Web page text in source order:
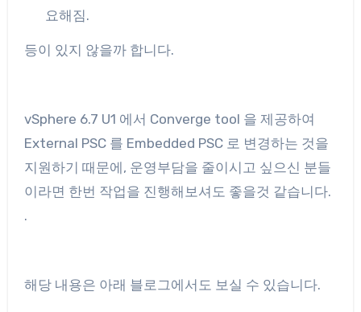
요해짐.
등이 있지 않을까 합니다.
vSphere 6.7 U1 에서 Converge tool 을 제공하여
External PSC 를 Embedded PSC 로 변경하는 것을
지원하기 때문에, 운영부담을 줄이시고 싶으신 분들
이라면 한번 작업을 진행해보셔도 좋을것 같습니다.
.
해당 내용은 아래 블로그에서도 보실 수 있습니다.